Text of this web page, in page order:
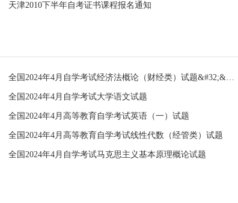
天津2010下半年自考证书课程报名通知
全国2024年4月自学考试经济法概论（财经类）试题&#32;&#32;
全国2024年4月自学考试大学语文试题
全国2024年4月高等教育自学考试英语（一）试题
全国2024年4月高等教育自学考试线性代数（经管类）试题
全国2024年4月自学考试马克思主义基本原理概论试题